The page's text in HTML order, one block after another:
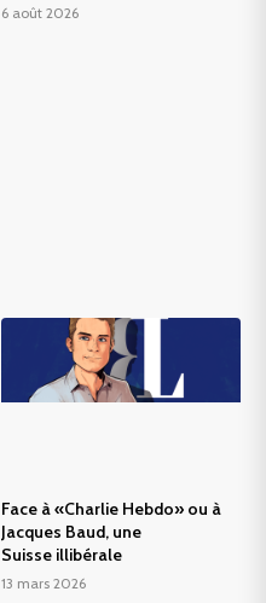
6 août 2026
Face à «Charlie Hebdo» ou à
Jacques Baud, une
Suisse illibérale
13 mars 2026